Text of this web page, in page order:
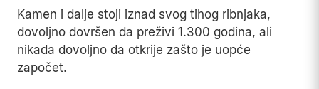
Kamen i dalje stoji iznad svog tihog ribnjaka,
dovoljno dovršen da preživi 1.300 godina, ali
nikada dovoljno da otkrije zašto je uopće
započet.